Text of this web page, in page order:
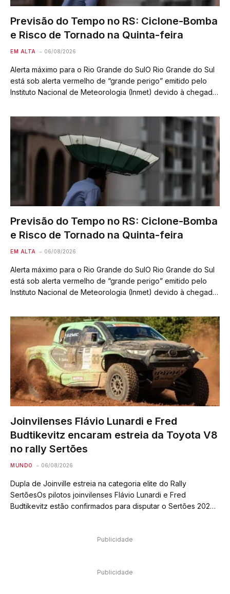
Previsão do Tempo no RS: Ciclone-Bomba
e Risco de Tornado na Quinta-feira
EM ALTA 06/08/2026
Alerta máximo para o Rio Grande do SulO Rio Grande do Sul
está sob alerta vermelho de “grande perigo” emitido pelo
Instituto Nacional de Meteorologia (Inmet) devido à chegada
um…
Previsão do Tempo no RS: Ciclone-Bomba
e Risco de Tornado na Quinta-feira
EM ALTA 06/08/2026
Alerta máximo para o Rio Grande do SulO Rio Grande do Sul
está sob alerta vermelho de “grande perigo” emitido pelo
Instituto Nacional de Meteorologia (Inmet) devido à chegada
um…
Joinvilenses Flávio Lunardi e Fred
Budtikevitz encaram estreia da Toyota V8
no rally Sertões
MUNDO 06/08/2026
Dupla de Joinville estreia na categoria elite do Rally
SertõesOs pilotos joinvilenses Flávio Lunardi e Fred
Budtikevitz estão confirmados para disputar o Sertões 2026,
Publicidade
Publicidade